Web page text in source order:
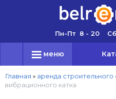
Пн-Пт 8 - 20
меню
Главная » аренда
вибрационного катка